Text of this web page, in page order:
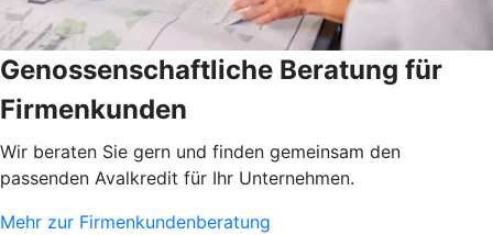
Genossenschaftliche Beratung für
Firmenkunden
Wir beraten Sie gern und finden gemeinsam den
passenden Avalkredit für Ihr Unternehmen.
Mehr zur Firmenkundenberatung